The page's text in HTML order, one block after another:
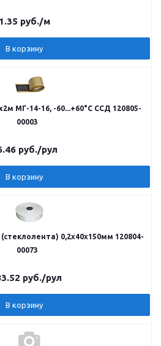
руб./м
В корзину
МГ-14-16, -60...+60°С ССД 120805-
00003
руб./рул
В корзину
0,2х40х150мм 120804-
00073
руб./рул
В корзину